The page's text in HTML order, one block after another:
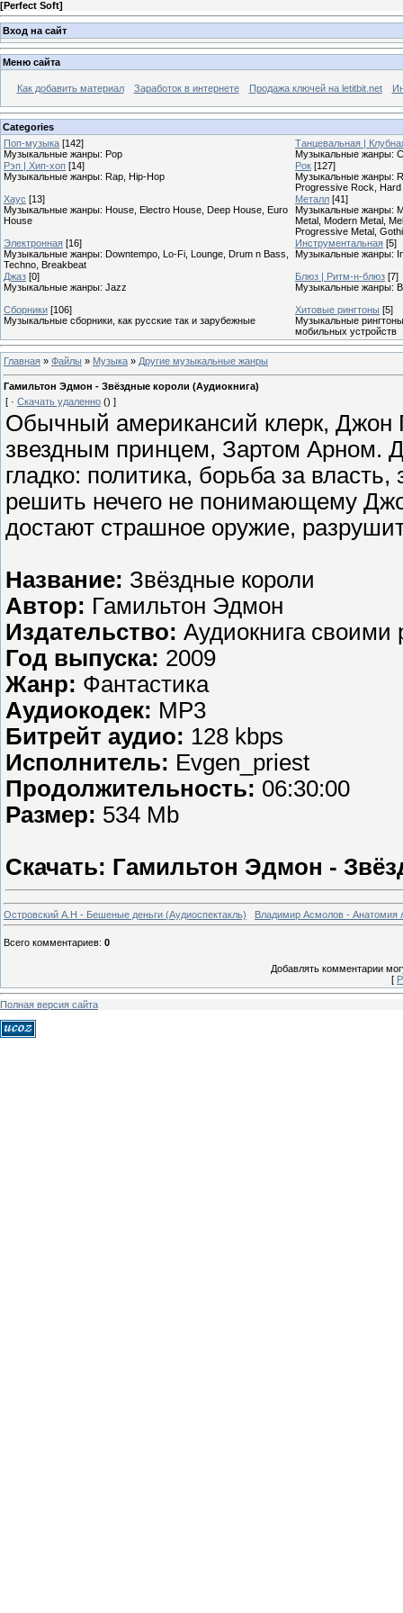
[Perfect Soft]
Вход на сайт
Меню сайта
Как добавить материал Заработок в интернете Продажа ключей на letitbit.net
Categories
Поп-музыка [142]
Музыкальные жанры: Pop
Танцевальная |
Музыкальные жанры:
Рэп | Хип-хоп [14]
Музыкальные жанры: Rap, Hip-Hop
Рок [127]
Музыкальные жанры:
Progressive Rock,
Хаус [13]
Музыкальные жанры: House, Electro House, Deep House, Euro
House
Металл [41]
Музыкальные жанры:
Metal, Modern Metal,
Progressive Metal,
Электронная [16]
Музыкальные жанры: Downtempo, Lo-Fi, Lounge, Drum n Bass,
Techno, Breakbeat
Инструментальная [5]
Музыкальные жанры:
Джаз [0]
Музыкальные жанры: Jazz
Блюз | Ритм-н-блюз [7]
Музыкальные жанры:
Сборники [106]
Музыкальные сборники, как русские так и зарубежные
Хитовые рингтоны [5]
Музыкальные
мобильных устройств
Главная » Файлы » Музыка » Другие музыкальные жанры
Гамильтон Эдмон - Звёздные короли (Аудиокнига)
[ · Скачать удаленно () ]
Обычный американсий клерк, Джон
звездным принцем, Зартом Арном.
гладко: политика, борьба за
решить нечего не понимающему
достают страшное оружие,
Название: Звёздные короли
Автор: Гамильтон Эдмон
Издательство: Аудиокнига своими
Год выпуска: 2009
Жанр: Фантастика
Аудиокодек: MP3
Битрейт аудио: 128 kbps
Исполнитель: Evgen_priest
Продолжительность: 06:30:00
Размер: 534 Mb
Скачать: Гамильтон Эдмон -
Островский А.Н - Бешеные деньги (Аудиоспектакль) Владимир Асмолов - Анатомия
Всего комментариев: 0
Добавлять комментарии
[
Полная версия сайта